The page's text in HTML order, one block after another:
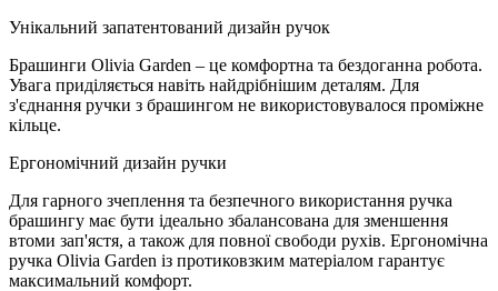
Унікальний запатентований дизайн ручок
Брашинги Olivia Garden – це комфортна та бездоганна робота.
Увага приділяється навіть найдрібнішим деталям. Для
з'єднання ручки з брашингом не використовувалося проміжне
кільце.
Ергономічний дизайн ручки
Для гарного зчеплення та безпечного використання ручка
брашингу має бути ідеально збалансована для зменшення
втоми зап'ястя, а також для повної свободи рухів. Ергономічна
ручка Olivia Garden із протиковзким матеріалом гарантує
максимальний комфорт.